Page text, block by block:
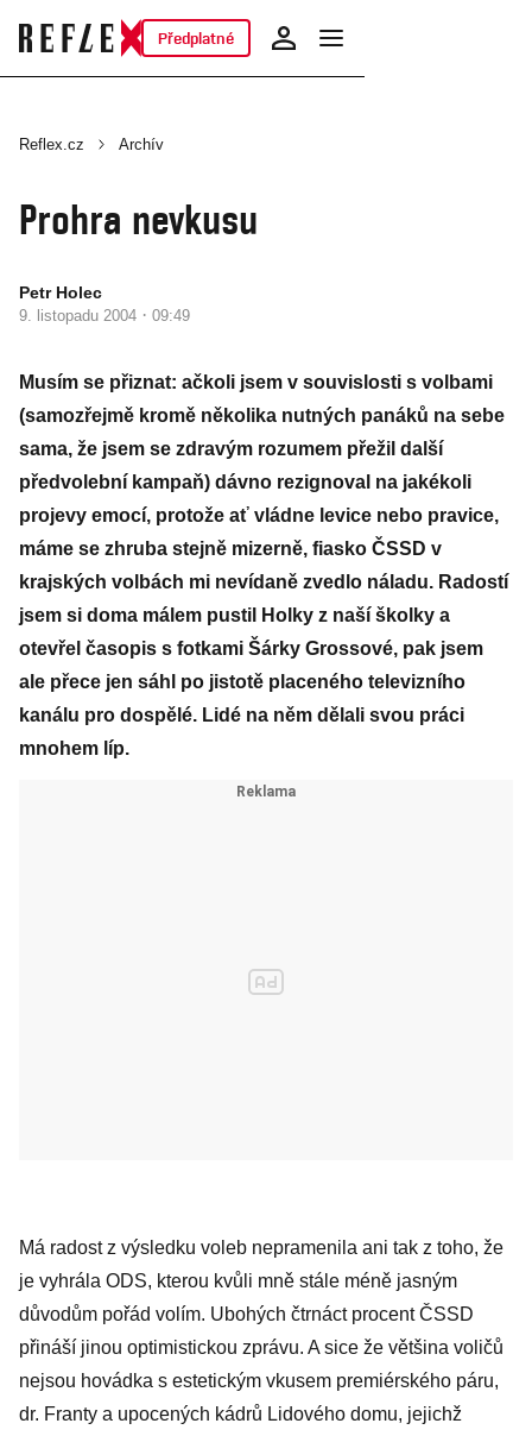
Předplatné
Reflex.cz Archív
Prohra nevkusu
Petr Holec
9. listopadu 2004 · 09:49
Musím se přiznat: ačkoli jsem v souvislosti s volbami
(samozřejmě kromě několika nutných panáků na sebe
sama, že jsem se zdravým rozumem přežil další
předvolební kampaň) dávno rezignoval na jakékoli
projevy emocí, protože ať vládne levice nebo pravice,
máme se zhruba stejně mizerně, fiasko ČSSD v
krajských volbách mi nevídaně zvedlo náladu. Radostí
jsem si doma málem pustil Holky z naší školky a
otevřel časopis s fotkami Šárky Grossové, pak jsem
ale přece jen sáhl po jistotě placeného televizního
kanálu pro dospělé. Lidé na něm dělali svou práci
mnohem líp.
Má radost z výsledku voleb nepramenila ani tak z toho, že
je vyhrála ODS, kterou kvůli mně stále méně jasným
důvodům pořád volím. Ubohých čtrnáct procent ČSSD
přináší jinou optimistickou zprávu. A sice že většina voličů
nejsou hovádka s estetickým vkusem premiérského páru,
dr. Franty a upocených kádrů Lidového domu, jejichž